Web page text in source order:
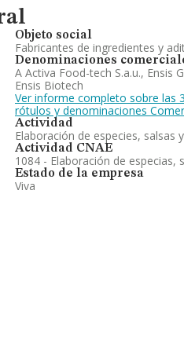
Objeto social
Fabricantes de ingredientes y
Denominaciones
A Activa Food-tech S.a.u., Ensis
Ensis Biotech
Ver informe completo sobre las
rótulos y denominaciones
Actividad
Elaboración de especies, salsas
Actividad CNAE
1084 - Elaboración de especias,
Estado de la empresa
Viva